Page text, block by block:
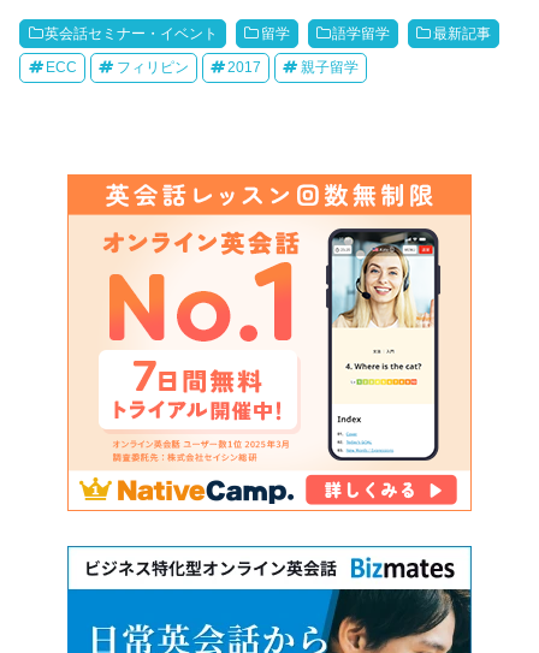
英会話セミナー・イベント 留学 語学留学 最新記事
ECC フィリピン 2017 親子留学